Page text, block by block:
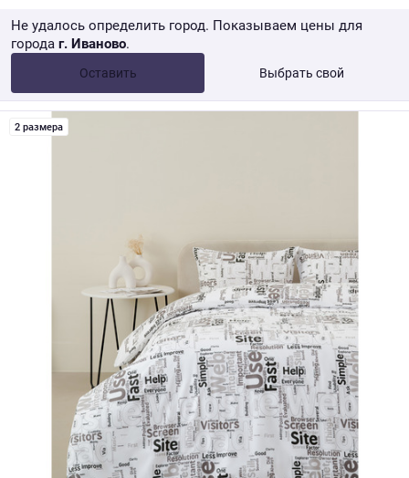
Не удалось определить город. Показываем цены для
города г. Иваново.
Оставить Выбрать свой
от 10 000 ₽ Розница → WB
2 размера